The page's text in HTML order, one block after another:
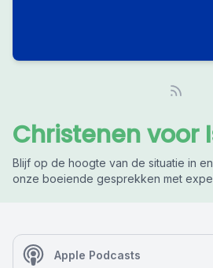
Christenen voor
Blijf op de hoogte van de situatie in
onze boeiende gesprekken met
Apple Podcasts